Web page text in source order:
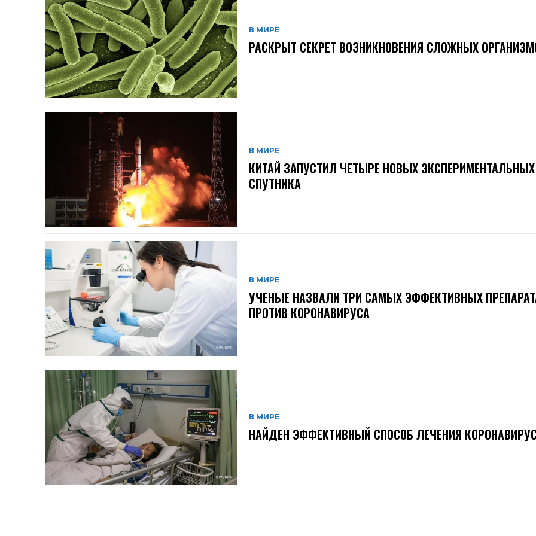
В МИРЕ
РАСКРЫТ СЕКРЕТ ВОЗНИКНОВЕНИЯ СЛОЖНЫХ
В МИРЕ
КИТАЙ ЗАПУСТИЛ ЧЕТЫРЕ НОВЫХ ЭКСПЕРИМЕНТАЛЬНЫХ
СПУТНИКА
В МИРЕ
УЧЕНЫЕ НАЗВАЛИ ТРИ САМЫХ ЭФФЕКТИВНЫХ
ПРОТИВ КОРОНАВИРУСА
В МИРЕ
НАЙДЕН ЭФФЕКТИВНЫЙ СПОСОБ ЛЕЧЕНИЯ